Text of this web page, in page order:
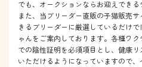
でも、オークションならお迎えできる
また、当ブリーダー直販の子猫販売
きるブリーダーに厳選しているだけ
ゃんをご案内しております。各種ワク
での陰性証明を必須項目とし、健康
いただけるようになっていますので